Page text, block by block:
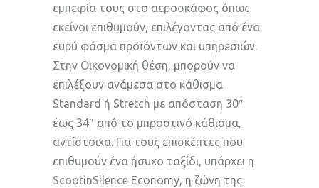
εμπειρία τους στο αεροσκάφος όπως
εκείνοι επιθυμούν, επιλέγοντας από ένα
ευρύ φάσμα προϊόντων και υπηρεσιών.
Στην Οικονομική θέση, μπορούν να
επιλέξουν ανάμεσα στο κάθισμα
Standard ή Stretch με απόσταση 30″
έως 34″ από το μπροστινό κάθισμα,
αντίστοιχα. Για τους επισκέπτες που
επιθυμούν ένα ήσυχο ταξίδι, υπάρχει η
ScootinSilence Economy, η ζώνη της